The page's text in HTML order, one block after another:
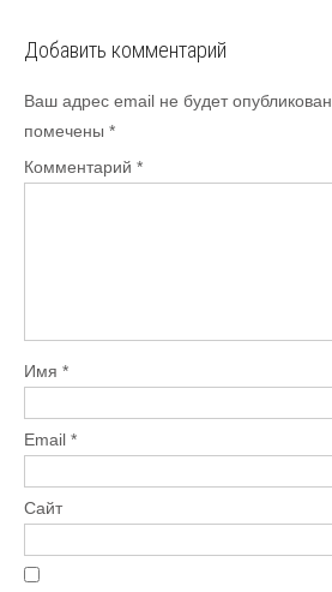
Добавить комментарий
Ваш адрес email не будет опубликован.
помечены *
Комментарий *
Имя *
Email *
Сайт